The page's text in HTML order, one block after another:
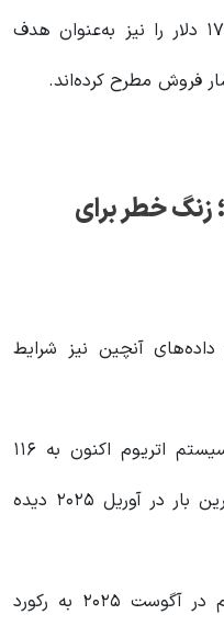
برخی تحلیلگران حتی محدوده ۱۷۵۰ دلار را نیز به‌عنوان هدف
فروش مطرح کرده‌اند.
زنگ خطر برای
آنچین نیز شرایط
ارزش کل قفل‌شده (TVL) در اکوسیستم اتریوم اکنون به ۱۱۶
میلیارد دلار رسیده؛ سطحی که آخرین بار در آوریل ۲۰۲۵ دیده
این در حالی است که TVL اتریوم در آگوست ۲۰۲۵ به رکورد